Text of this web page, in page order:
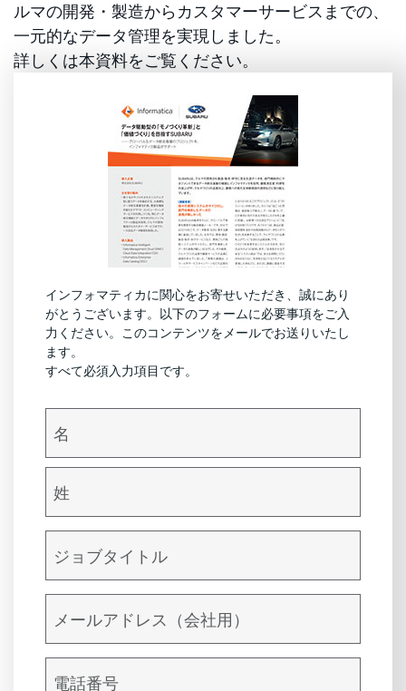
ルマの開発・製造からカスタマーサービスまでの、
一元的なデータ管理を実現しました。
詳しくは本資料をご覧ください。
インフォマティカに関心をお寄せいただき、誠にあり
がとうございます。以下のフォームに必要事項をご入
力ください。このコンテンツをメールでお送りいたし
ます。
すべて必須入力項目です。